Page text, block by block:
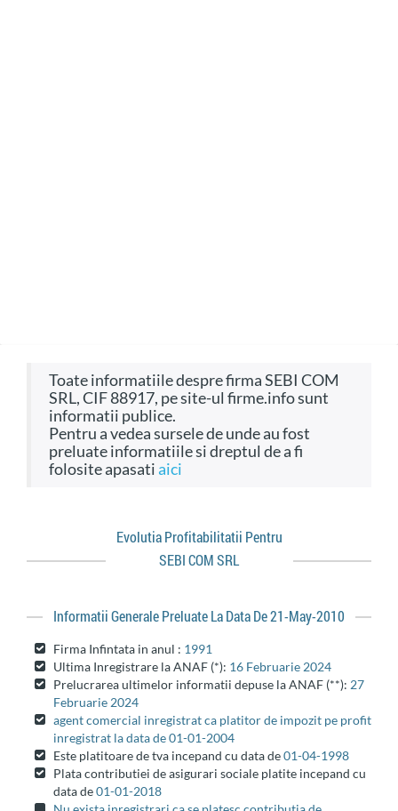
Toate informatiile despre firma SEBI COM
SRL, CIF 88917, pe site-ul firme.info sunt
informatii publice.
Pentru a vedea sursele de unde au fost
preluate informatiile si dreptul de a fi
folosite apasatiaici
Evolutia Profitabilitatii Pentru
SEBI COM SRL
Informatii Generale Preluate La Data De 21-May-2010
Firma Infintata in anul : 1991
Ultima Inregistrare la ANAF (*): 16 Februarie 2024
Prelucrarea ultimelor informatii depuse la ANAF (**): 27
Februarie 2024
agent comercial inregistrat ca platitor de impozit pe profit
inregistrat la data de 01-01-2004
Este platitoare de tva incepand cu data de01-04-1998
Plata contributiei de asigurari sociale platite incepand cu
data de01-01-2018